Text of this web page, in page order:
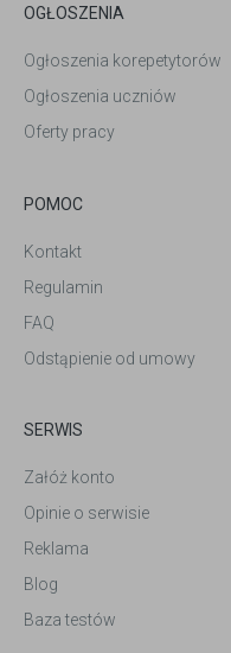
OGŁOSZENIA
Ogłoszenia korepetytorów
Ogłoszenia uczniów
Oferty pracy
POMOC
Kontakt
Regulamin
FAQ
Odstąpienie od umowy
SERWIS
Załóż konto
Opinie o serwisie
Reklama
Blog
Baza testów